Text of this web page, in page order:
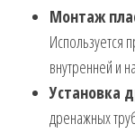
Монтаж
Используется
внутренней и
Установка
дренажных